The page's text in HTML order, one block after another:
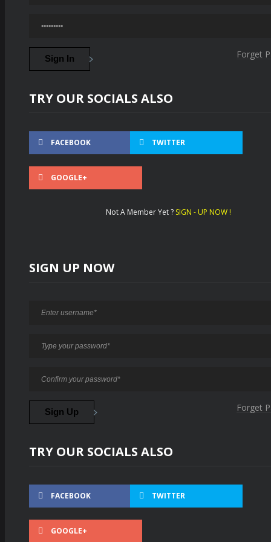
Forget
TRY OUR SOCIALS ALSO
FACEBOOK TWITTER
GOOGLE+
Not A Member Yet ? SIGN - UP NOW !
SIGN UP NOW
Forget
TRY OUR SOCIALS ALSO
FACEBOOK TWITTER
GOOGLE+